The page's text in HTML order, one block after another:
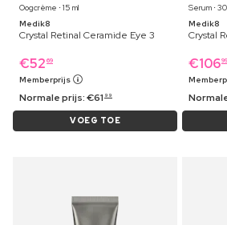
Oogcrème ⋅ 15 ml
Medik8
Crystal Retinal Ceramide Eye 3
€52 69
Memberprijs
Normale prijs:€61 99
VOEG TOE
Serum ⋅
Medik8
Crystal
€10699